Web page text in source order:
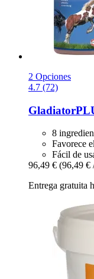
2 Opciones
4.7 (72)
8
Favorece
Fácil de
96,49 € (96,49 €
Entrega gratuita